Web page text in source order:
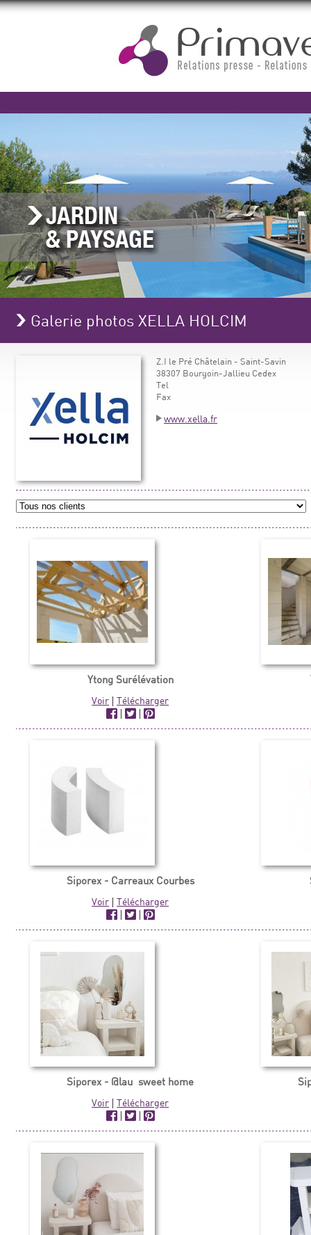
Galerie photos XELLA HOLCIM
Z.I le Pré Châtelain - Saint-Savin
38307 Bourgoin-Jallieu Cedex
Tel
Fax
www.xella.fr
Ytong Surélévation
Voir |Télécharger
|
|
Siporex - Carreaux Courbes
Voir |Télécharger
|
|
Siporex - @lau_sweet home
Voir |Télécharger
|
|